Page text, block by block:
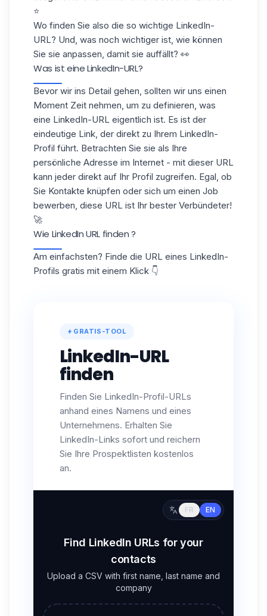
⭐️
Wo finden Sie also die so wichtige LinkedIn-
URL? Und, was noch wichtiger ist, wie können
Sie sie anpassen, damit sie auffällt? 👀
Was ist eine LinkedIn-URL?
Bevor wir ins Detail gehen, sollten wir uns einen
Moment Zeit nehmen, um zu definieren, was
eine LinkedIn-URL eigentlich ist. Es ist der
eindeutige Link, der direkt zu Ihrem LinkedIn-
Profil führt. Betrachten Sie sie als Ihre
persönliche Adresse im Internet - mit dieser URL
kann jeder direkt auf Ihr Profil zugreifen. Egal, ob
Sie Kontakte knüpfen oder sich um einen Job
bewerben, diese URL ist Ihr bester Verbündeter!
🚀
Wie LinkedIn URL finden ?
Am einfachsten? Finde die URL eines LinkedIn-
Profils gratis mit einem Klick 👇
GRATIS-TOOL
LinkedIn-URL
finden
Finden Sie LinkedIn-Profil-URLs
anhand eines Namens und eines
Unternehmens. Erhalten Sie
LinkedIn-Links sofort und reichern
Sie Ihre Prospektlisten kostenlos
an.